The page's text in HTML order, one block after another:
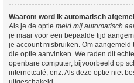
Waarom word ik automatisch
Als je de optie meld mij automatisch
je maar voor een bepaalde tijd
je account misbruiken. Om
die optie aanvinken. We raden dit
openbare computer, bijvoorbeeld op
internetcafé, enz. Als deze optie niet